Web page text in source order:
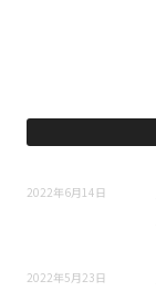
2022年6月14日
2022年5月23日